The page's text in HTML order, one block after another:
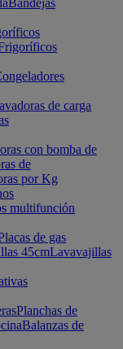
Bandejas
de carga
con bomba de
de
por Kg
multifunción
de gas
45cmLavavajillas
Planchas de
Balanzas de